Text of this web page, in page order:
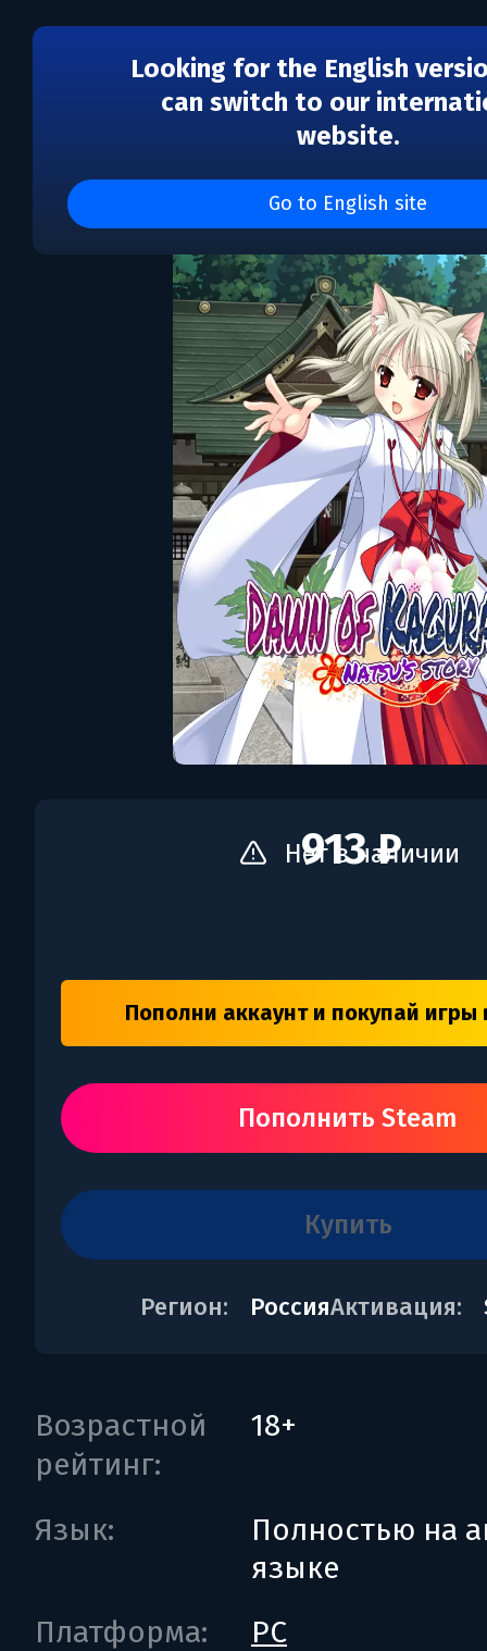
Looking for the English
can switch to our
website.
Go to English site
Dawn of Kagura:
913 ₽
Пополни аккаунт и покупай игры
Пополнить Steam
купить
Регион: РоссияАктивация:
Нет в наличии
Возрастной
рейтинг:
18+
Язык:
Полностью на
языке
Платформа:
PC